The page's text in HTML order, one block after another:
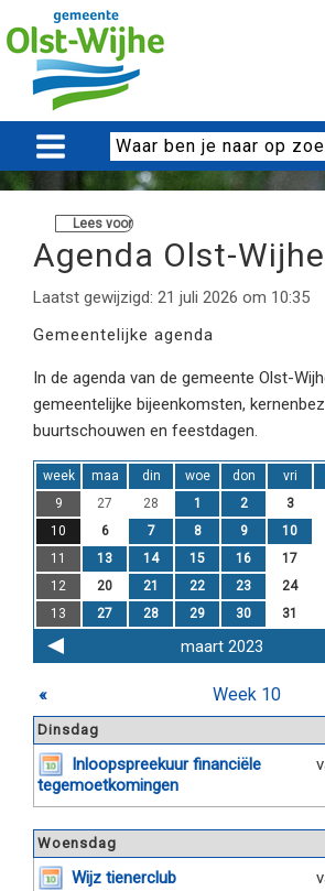
Lees voor
Agenda Olst-Wijhe
Laatst gewijzigd: 21 juli 2026 om 10:35
Gemeentelijke agenda
In de agenda van de gemeente Olst-
gemeentelijke bijeenkomsten,
buurtschouwen en feestdagen.
week maa din woe don vri
9
27 28 1 2 3
10
6 7 8 9 10
11
13 14 15 16 17
12
20 21 22 23 24
13
27 28 29 30 31
maart 2023
« Week 10
Dinsdag
Inloopspreekuur financiële
tegemoetkomingen
Woensdag
Wijz tienerclub